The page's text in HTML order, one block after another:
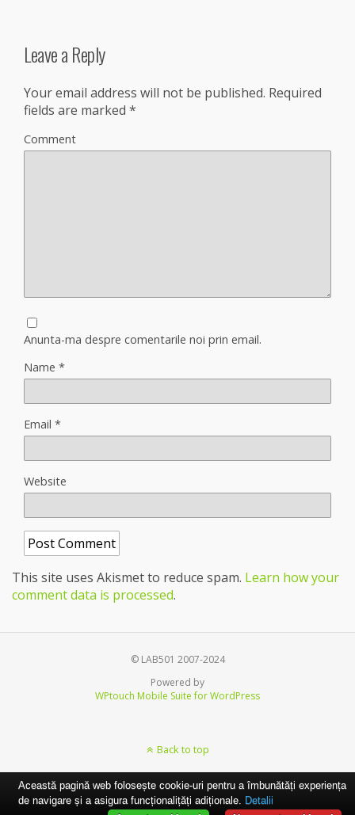
Leave a Reply
Your email address will not be published. Required
fields are marked *
Comment
Anunta-ma despre comentarile noi prin email.
Name *
Email *
Website
This site uses Akismet to reduce spam. Learn how your
comment data is processed.
© LAB501 2007-2024
Powered by
WPtouch Mobile Suite for WordPress
Back to top
Această pagină web folosește cookie-uri pentru a îmbunătăți experiența
de navigare și a asigura funcționalițăți adiționale. Detalii